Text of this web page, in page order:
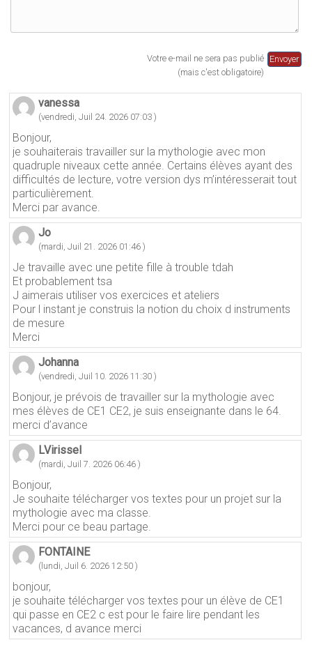
Votre e-mail ne sera pas publié
(mais c'est obligatoire)
vanessa
(vendredi, Juil 24. 2026 07:03 )
Bonjour,
je souhaiterais travailler sur la mythologie avec mon
quadruple niveaux cette année. Certains élèves ayant des
difficultés de lecture, votre version dys m’intéresserait tout
particulièrement.
Merci par avance.
Jo
(mardi, Juil 21. 2026 01:46 )
Je travaille avec une petite fille à trouble tdah
Et probablement tsa
J aimerais utiliser vos exercices et ateliers
Pour l instant je construis la notion du choix d instruments
de mesure
Merci
Johanna
(vendredi, Juil 10. 2026 11:30 )
Bonjour, je prévois de travailler sur la mythologie avec
mes élèves de CE1 CE2, je suis enseignante dans le 64.
merci d’avance
LVirissel
(mardi, Juil 7. 2026 06:46 )
Bonjour,
Je souhaite télécharger vos textes pour un projet sur la
mythologie avec ma classe.
Merci pour ce beau partage.
FONTAINE
(lundi, Juil 6. 2026 12:50 )
bonjour,
je souhaite télécharger vos textes pour un élève de CE1
qui passe en CE2 c est pour le faire lire pendant les
vacances, d avance merci